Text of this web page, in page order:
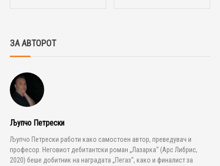
ЗА АВТОРОТ
Љупчо Петрески
Љупчо Петрески работи како самостоен автор, преведувач и
професор. Неговиот дебитантски роман „Лазарка“ (Арс Либрис,
2020) беше добитник на наградата „Пегаз“, како и финалист за